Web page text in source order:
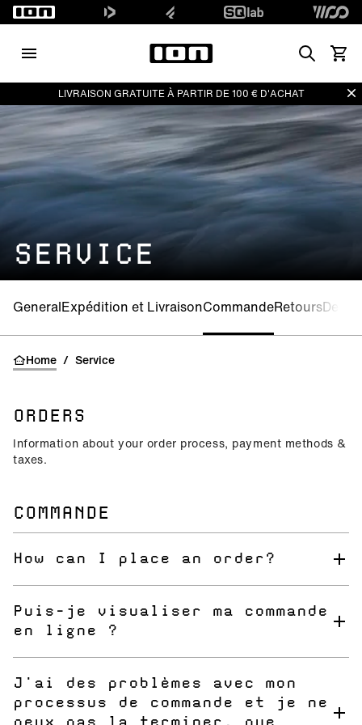
Search
Voir
LIVRAISON GRATUITE À PARTIR DE 100 € D'ACHAT
SERVICE
GeneralExpédition et LivraisonCommandeRetours
Home / Service
ORDERS
Information about your order process, payment methods &
taxes.
COMMANDE
How can I place an order?
cart. Review your cart before checking out. Confirm your
order and choose your payment method. After you have
email (please also check your spam folder).
Puis-je visualiser ma commande
en ligne ?
tes commandes sous l’onglet « Mes commandes ». Tu
trouveras le numéro de commande dans ta confirmation de
commande.
J'ai des problèmes avec mon
processus de commande et je ne